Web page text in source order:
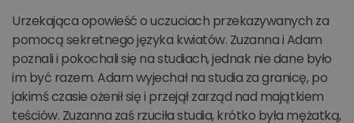
Urzekająca opowieść o uczuciach przekazywanych za
pomocą sekretnego języka kwiatów. Zuzanna i Adam
poznali i pokochali się na studiach, jednak nie dane było
im być razem. Adam wyjechał na studia za granicę, po
jakimś czasie ożenił się i przejął zarząd nad majątkiem
teściów. Zuzanna zaś rzuciła studia, krótko była mężatką,